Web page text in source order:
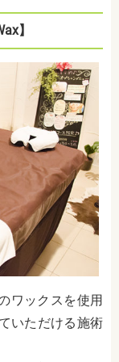
】
ワックスを使用
いただける施術